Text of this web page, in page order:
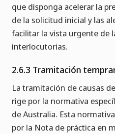
que disponga acelerar la
de la solicitud inicial y las
facilitar la vista urgente de
interlocutorias.
2.6.3 Tramitación
La tramitación de causas
rige por la normativa
de Australia. Esta
por la Nota de práctica en